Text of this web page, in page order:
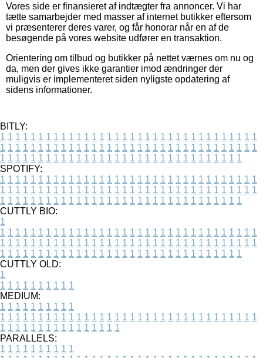
Vores side er finansieret af indtægter fra annoncer. Vi har
tætte samarbejder med masser af internet butikker eftersom
vi præsenterer deres varer, og får honorar når en af de
besøgende på vores website udfører en transaktion.
Orientering om tilbud og butikker på nettet værnes om nu og
da, men der gives ikke garantier imod ændringer der
muligvis er implementeret siden nyligste opdatering af
sidens informationer.
BITLY:
1 1 1 1 1 1 1 1 1 1 1 1 1 1 1 1 1 1 1 1 1 1 1 1 1 1 1 1 1 1 1 1 1 1
1 1 1 1 1 1 1 1 1 1 1 1 1 1 1 1 1 1 1 1 1 1 1 1 1 1 1 1 1 1 1 1 1 1
1 1 1 1 1 1 1 1 1 1 1 1 1 1 1 1 1 1 1 1 1 1 1 1 1 1 1 1 1 1 1 1
SPOTIFY:
1 1 1 1 1 1 1 1 1 1 1 1 1 1 1 1 1 1 1 1 1 1 1 1 1 1 1 1 1 1 1 1 1 1
1 1 1 1 1 1 1 1 1 1 1 1 1 1 1 1 1 1 1 1 1 1 1 1 1 1 1 1 1 1 1 1 1 1
1 1 1 1 1 1 1 1 1 1 1 1 1 1 1 1 1 1 1 1 1 1 1 1 1 1 1 1 1 1 1 1
CUTTLY BIO:
1
1 1 1 1 1 1 1 1 1 1 1 1 1 1 1 1 1 1 1 1 1 1 1 1 1 1 1 1 1 1 1 1 1 1
1 1 1 1 1 1 1 1 1 1 1 1 1 1 1 1 1 1 1 1 1 1 1 1 1 1 1 1 1 1 1 1 1 1
1 1 1 1 1 1 1 1 1 1 1 1 1 1 1 1 1 1 1 1 1 1 1 1 1 1 1 1 1 1 1 1
CUTTLY OLD:
1
1 1 1 1 1 1 1 1 1 1
MEDIUM:
1 1 1 1 1 1 1 1 1 1
1 1 1 1 1 1 1 1 1 1 1 1 1 1 1 1 1 1 1 1 1 1 1 1 1 1 1 1 1 1 1 1 1 1
1 1 1 1 1 1 1 1 1 1 1 1 1 1 1 1
PARALLELS:
1 1 1 1 1 1 1 1 1 1